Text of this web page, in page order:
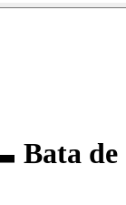
Bata de